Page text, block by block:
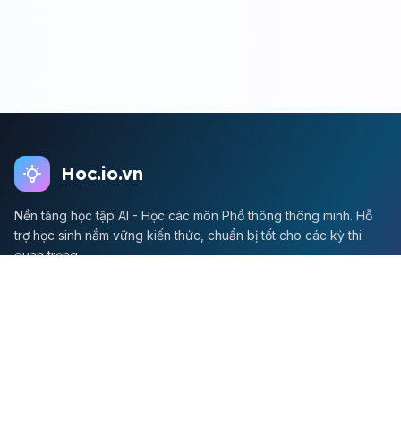
Hoc.io.vn
Nền tảng học tập AI - Học các môn Phổ thông thông minh. Hỗ
trợ học sinh nắm vững kiến thức, chuẩn bị tốt cho các kỳ thi
quan trọng.